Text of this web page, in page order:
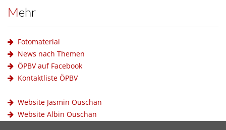
Mehr
Fotomaterial
News nach Themen
ÖPBV auf Facebook
Kontaktliste ÖPBV
Website Jasmin Ouschan
Website Albin Ouschan